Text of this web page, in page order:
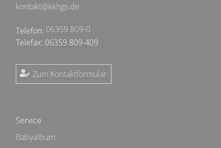
kontakt@kkhgs.de
Telefon: 06359 809-0
Telefax: 06359 809-409
Zum Kontaktformular
Service
Babyalbum